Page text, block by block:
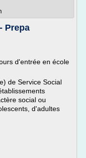
Prepa
d'entrée en école
de Service Social
social ou
d'adultes